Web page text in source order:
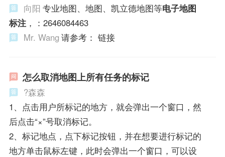
向阳 专业地图、地图、凯立德地图等电子地图
标注，：2646084463
Mr. Wang 请参考： 链接
怎么取消地图上所有任务的标记
?森森
1、点击用户所标记的地方，就会弹出一个窗口，然
后点击“×”号取消标记。
2、标记地点，点下标记按钮，并在想要进行标记的
地方单击鼠标左键，此时会弹出一个窗口，可以设